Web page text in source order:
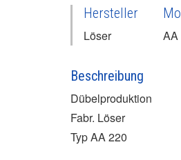
Hersteller
Löser AA
Beschreibung
Dübelproduktion
Fabr. Löser
Typ AA 220